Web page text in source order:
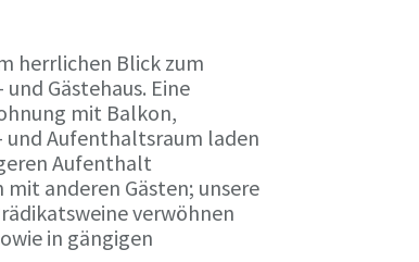
herrlichen Blick zum
Gästehaus. Eine
mit Balkon,
Aufenthaltsraum laden
Aufenthalt
anderen Gästen; unsere
verwöhnen
in gängigen